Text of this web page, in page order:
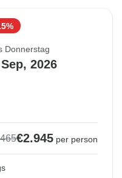
Donnerstag
2026
€2.945 per person